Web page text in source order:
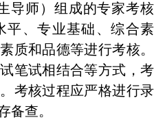
导师）组成的专家考核
平、专业基础、综合素
质和品德等进行考核。
笔试相结合等方式，考
考核过程应严格进行录
备查。